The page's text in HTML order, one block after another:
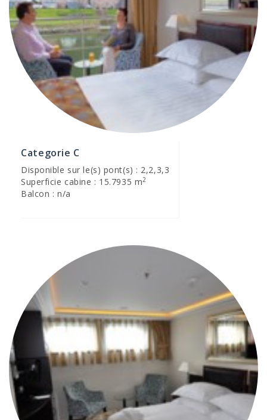
Categorie C
Disponible sur le(s) pont(s) : 2,2,3,3
Superficie cabine : 15.7935 m2
Balcon : n/a